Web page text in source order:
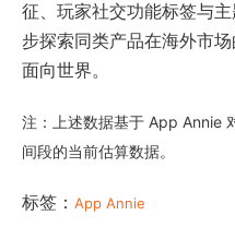
征、玩家社交功能标签与
步探索同类产品在海外市
面向世界。
注：上述数据基于 App Annie
间段的当前估算数据。
标签： App Annie